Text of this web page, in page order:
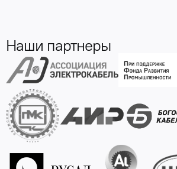
Наши партнеры